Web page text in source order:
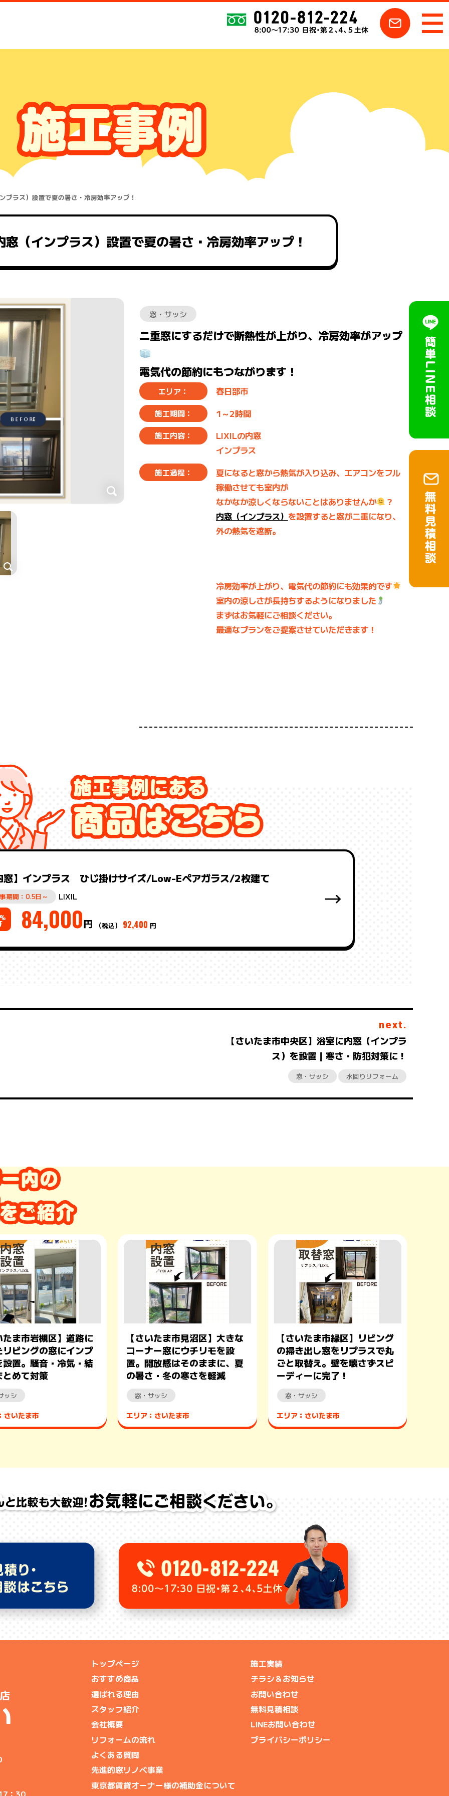
プラス）設置で夏の暑さ・冷房効率アップ！
（インプラス）設置で夏の暑さ・冷房効率アップ！
窓・サッシ
二重窓にするだけで断熱性が上がり、冷房効率がアップ
電気代の節約にもつながります！
エリア： 春日部市
施工期間： 1～2時間
施工内容：
LIXILの内窓
インプラス
施工過程：
夏になると窓から熱気が入り込み、エアコンをフル
稼働させても室内が
なかなか涼しくならないことはありませんか
？
内窓（インプラス） を設置すると窓が二重になり、
外の熱気を遮断。
冷房効率が上がり、電気代の節約にも効果的です
室内の涼しさが長持ちするようになりました
まずはお気軽にご相談ください。
最適なプランをご提案させていただきます！
窓】インプラス ひじ掛けサイズ/Low-Eペアガラス/2枚建て
期間：0.5日～ LIXIL
% 84,000円 （税込） 92,400 円
next.
【さいたま市中央区】浴室に内窓（インプラ
ス）を設置｜寒さ・防犯対策に！
窓・サッシ 水回りリフォーム
たま市岩槻区】道路に
リビングの窓にインプ
設置。騒音・冷気・結
とめて対策
ッシ
さいたま市
【さいたま市見沼区】大きな
コーナー窓にウチリモを設
置。開放感はそのままに、夏
の暑さ・冬の寒さを軽減
窓・サッシ
エリア：さいたま市
【さいたま市緑区】リビング
の掃き出し窓をリプラスで丸
ごと取替え。壁を壊さずスピ
ーディーに完了！
窓・サッシ
エリア：さいたま市
：30
トップページ
おすすめ商品
選ばれる理由
スタッフ紹介
会社概要
リフォームの流れ
よくある質問
先進的窓リノベ事業
東京都賃貸オーナー様の補助金について
施工実績
チラシ＆お知らせ
お問い合わせ
無料見積相談
LINEお問い合わせ
プライバシーポリシー